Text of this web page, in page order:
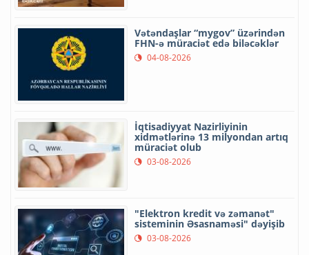
Vətəndaşlar “mygov” üzərindən
FHN-ə müraciət edə biləcəklər
04-08-2026
İqtisadiyyat Nazirliyinin
xidmətlərinə 13 milyondan artıq
müraciət olub
03-08-2026
"Elektron kredit və zəmanət"
sisteminin Əsasnaməsi" dəyişib
03-08-2026